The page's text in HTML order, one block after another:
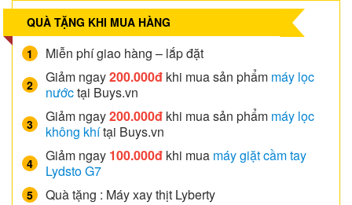
QUÀ TẶNG KHI MUA HÀNG
Miễn phí giao hàng – lắp đặt
Giảm ngay200.000đ khi mua sản phẩm máy lọc
nướctại Buys.vn
Giảm ngay200.000đ khi mua sản phẩm máy lọc
không khítại Buys.vn
Giảm ngay 100.000đ khi mua máy giặt cầm tay
Lydsto G7
Quà tặng : Máy xay thịt Lyberty